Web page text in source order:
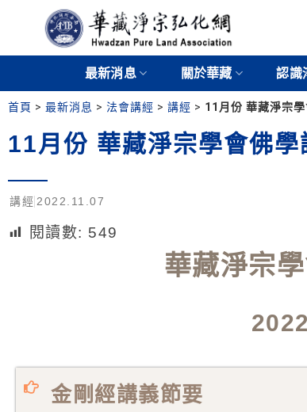
最新消息 關於華藏 認識
首頁 > 最新消息 > 法會講經 > 講經 > 11月份 華藏淨宗
11月份 華藏淨宗學會佛學
講經 2022.11.07
閱讀數: 549
華藏淨宗
金剛經講義節要